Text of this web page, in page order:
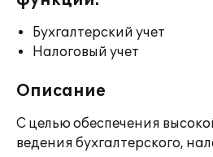
Бухгалтерский учет
Налоговый учет
Описание
С целью обеспечения
ведения бухгалтерского,